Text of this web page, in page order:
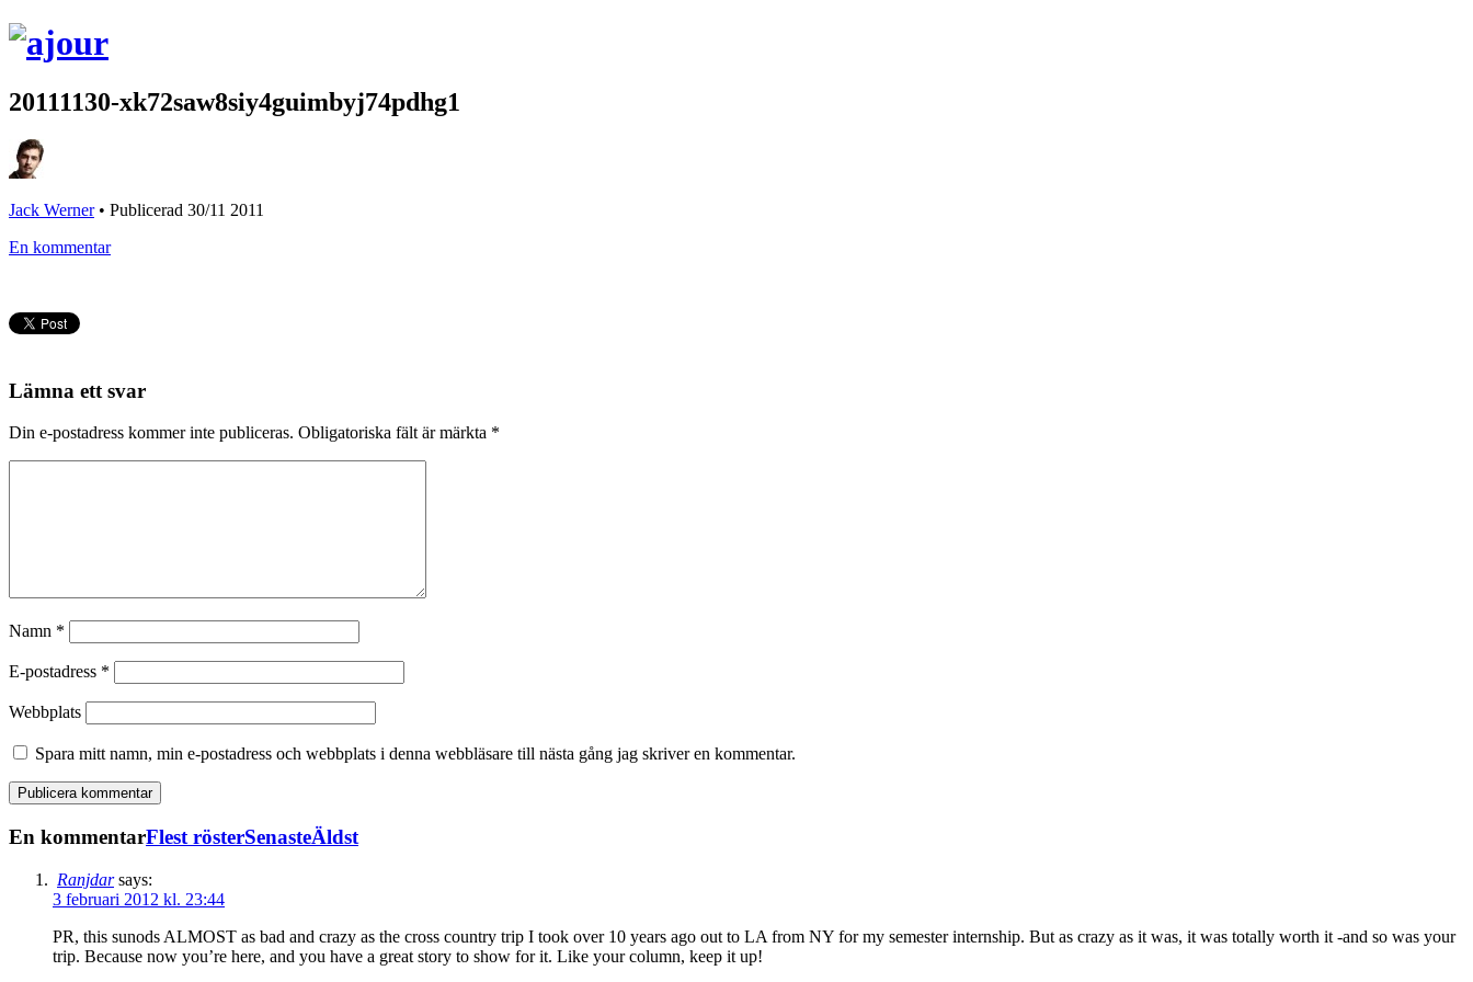
20111130-xk72saw8siy4guimbyj74pdhg1
Jack Werner• Publicerad 30/11 2011
En kommentar
Lämna ett svar
Din e-postadress kommer inte publiceras. Obligatoriska fält är märkta *
Namn *
E-postadress *
Webbplats
Spara mitt namn, min e-postadress och webbplats i denna webbläsare till nästa gång jag skriver en kommentar.
En kommentarFlest rösterSenasteÄldst
Ranjdar says:
3 februari 2012 kl. 23:44
PR, this sunods ALMOST as bad and crazy as the cross country trip I took over 10 years ago out to LA from NY for my semester internship. But as crazy as it was, it was totally worth it -and so was your
trip. Because now you’re here, and you have a great story to show for it. Like your column, keep it up!